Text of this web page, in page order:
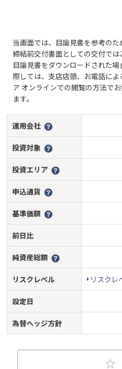
当画面では、目論見書を参考の
締結前交付書面としての交付で
目論見書をダウンロードされた
際しては、支店店頭、お電話に
ア オンラインでの閲覧の方法で
ます。
運用会社
投資対象
投資エリア
申込通貨
基準価額
前日比
純資産総額
リスクレベル リスクレ
設定日
為替ヘッジ方針